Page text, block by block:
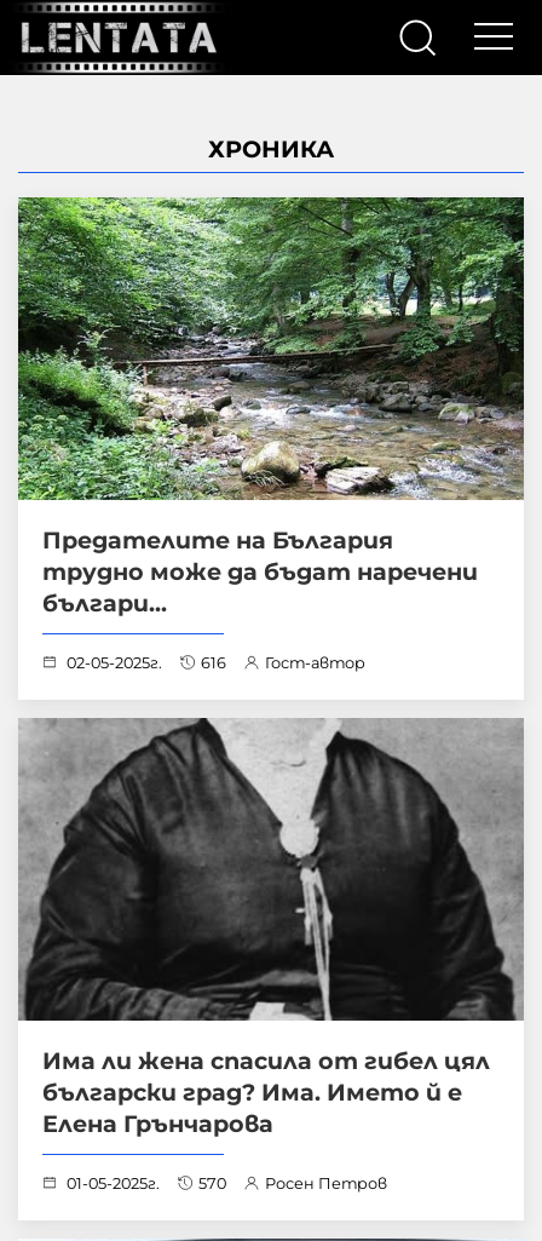
ХРОНИКА
Предателите на България
трудно може да бъдат наречени
българи...
02-05-2025г. 616 Гост-автор
Има ли жена спасила от гибел цял
български град? Има. Името й е
Елена Грънчарова
01-05-2025г. 570 Росен Петров